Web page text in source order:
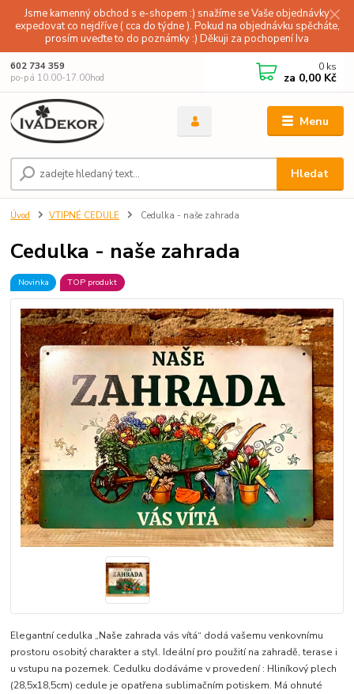
Jsme kamenný obchod s e-shopem :) snažíme se Vaše objednávky
expedovat co nejdříve ( cca do týdne ). Pokud na objednávku spěcháte,
prosím uveďte to do poznámky :) Děkuji za pochopení Iva
Menu
Hledat
602 734 359
po-pá 10.00-17.00hod
0 ks
za 0,00 Kč
Úvod VTIPNÉ CEDULE Cedulka - naše zahrada
Cedulka - naše zahrada
Novinka TOP produkt
Elegantní cedulka „Naše zahrada vás vítá“ dodá vašemu venkovnímu
prostoru osobitý charakter a styl. Ideální pro použití na zahradě, terase i
u vstupu na pozemek. Cedulku dodáváme v provedení : Hliníkový plech
(28,5x18,5cm) cedule je opatřena sublimačním potiskem. Má ohnuté